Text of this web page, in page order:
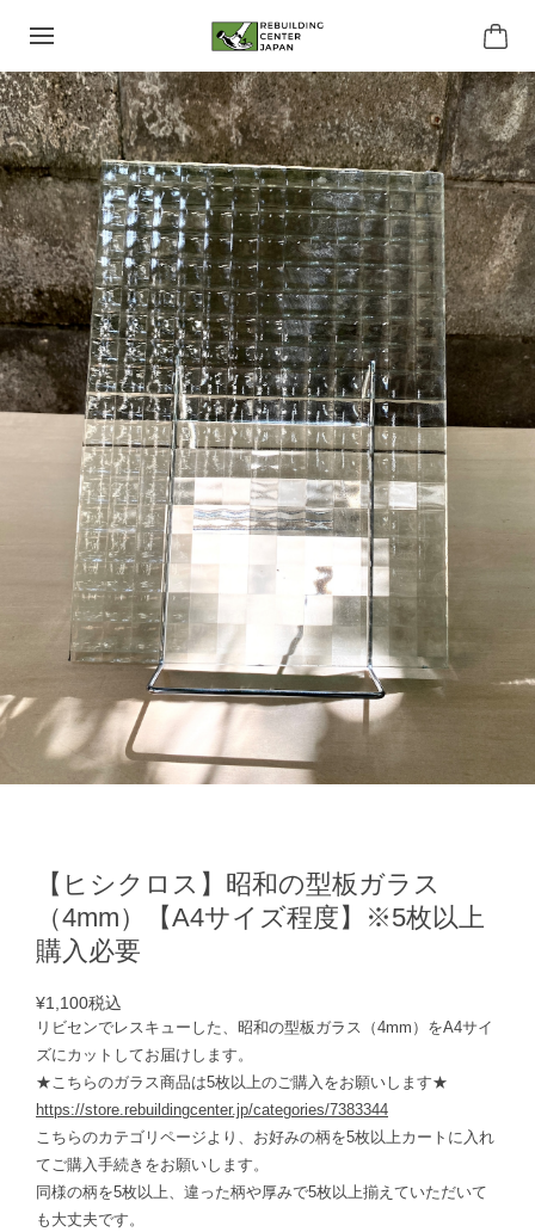
【ヒシクロス】昭和の型板ガラス
（4mm）【A4サイズ程度】※5枚以上
購入必要
¥1,100税込
リビセンでレスキューした、昭和の型板ガラス（4mm）をA4サイ
ズにカットしてお届けします。
★こちらのガラス商品は5枚以上のご購入をお願いします★
https://store.rebuildingcenter.jp/categories/7383344
こちらのカテゴリページより、お好みの柄を5枚以上カートに入れ
てご購入手続きをお願いします。
同様の柄を5枚以上、違った柄や厚みで5枚以上揃えていただいて
も大丈夫です。